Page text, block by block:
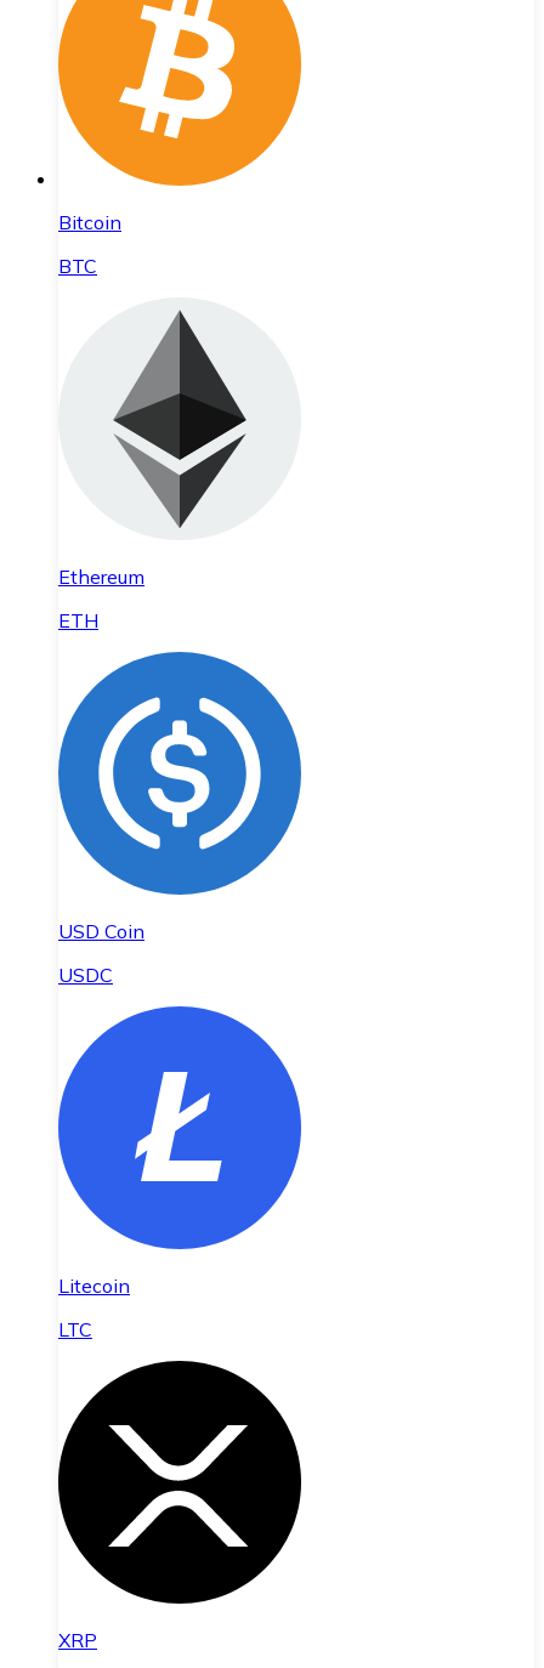
Bitcoin
BTC
Ethereum
ETH
USD Coin
USDC
Litecoin
LTC
XRP